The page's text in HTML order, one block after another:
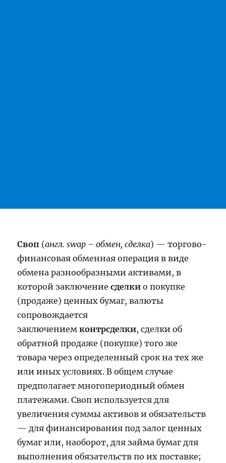
Своп (англ. swap – обмен, сделка) — торгово-
финансовая обменная операция в виде
обмена разнообразными активами, в
которой заключениесделки о покупке
(продаже) ценных бумаг, валюты
сопровождается
заключениемконтрсделки, сделки об
обратной продаже (покупке) того же
товара через определенный срок на тех же
или иных условиях. В общем случае
предполагает многопериодный обмен
платежами. Своп используется для
увеличения суммы активов и обязательств
— для финансирования под залог ценных
бумаг или, наоборот, для займа бумаг для
выполнения обязательств по их поставке;